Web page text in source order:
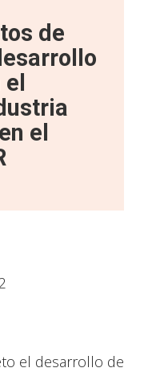
de
el
el desarrollo de